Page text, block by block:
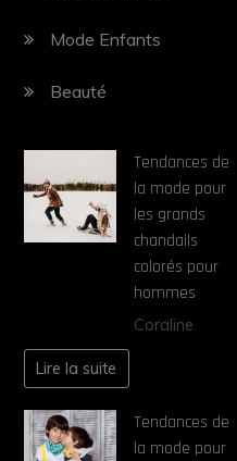
Mode Enfants
Beauté
Tendances de
la mode pour
les grands
chandails
colorés pour
hommes
Coraline
Lire la suite
Tendances de
la mode pour